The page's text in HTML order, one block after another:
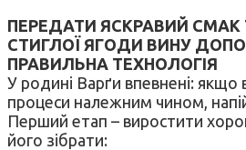
ПЕРЕДАТИ ЯСКРАВИЙ СМАК
СТИГЛОЇ ЯГОДИ ВИНУ
ПРАВИЛЬНА ТЕХНОЛОГІЯ
У родині Варґи впевнені: якщо
процеси належним чином,
Перший етап – виростити
його зібрати: